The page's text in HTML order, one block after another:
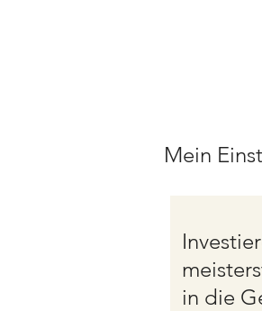
Mein
in die